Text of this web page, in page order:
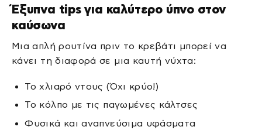
Έξυπνα tips για καλύτερο ύπνο στον
καύσωνα
Μια απλή ρουτίνα πριν το κρεβάτι μπορεί να
κάνει τη διαφορά σε μια καυτή νύχτα:
Το χλιαρό ντους (Όχι κρύο!)
Το κόλπο με τις παγωμένες κάλτσες
Φυσικά και αναπνεύσιμα υφάσματα